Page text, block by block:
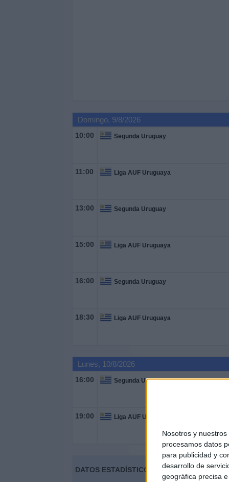
Nosotros y nuestros
procesamos datos
para publicidad y
desarrollo de
geográfica precisa
Domingo, 9/8/2026
10:00 Segunda Uruguay
11:00 Liga AUF Uruguaya
13:00 Segunda Uruguay
15:00 Liga AUF Uruguaya
16:00 Segunda Uruguay
18:30 Liga AUF Uruguaya
Lunes, 10/8/2026
16:00 Segunda Uruguay
19:00 Liga AUF Uruguaya
DATOS ESTADÍSTICOS DE FÚTBOL DEL